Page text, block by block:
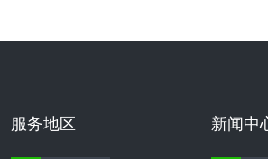
服务地区 新闻中